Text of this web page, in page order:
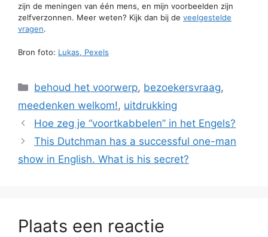
zijn de meningen van één mens, en mijn voorbeelden zijn
zelfverzonnen. Meer weten? Kijk dan bij de veelgestelde
vragen.
Bron foto: Lukas, Pexels
Categorieën
behoud het voorwerp, bezoekersvraag,
meedenken welkom!, uitdrukking
Hoe zeg je “voortkabbelen” in het Engels?
This Dutchman has a successful one-man
show in English. What is his secret?
Plaats een reactie